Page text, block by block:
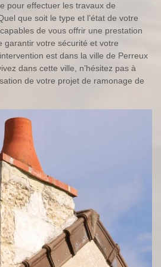
pour effectuer les travaux de
que soit le type et l’état de votre
de vous offrir une prestation
garantir votre sécurité et votre
est dans la ville de Perreux
dans cette ville, n’hésitez pas à
de votre projet de ramonage de